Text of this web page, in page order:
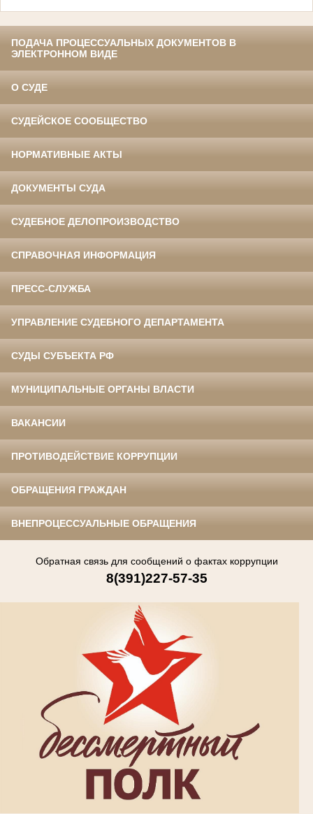
ПОДАЧА ПРОЦЕССУАЛЬНЫХ ДОКУМЕНТОВ В
ЭЛЕКТРОННОМ ВИДЕ
О СУДЕ
СУДЕЙСКОЕ СООБЩЕСТВО
НОРМАТИВНЫЕ АКТЫ
ДОКУМЕНТЫ СУДА
СУДЕБНОЕ ДЕЛОПРОИЗВОДСТВО
СПРАВОЧНАЯ ИНФОРМАЦИЯ
ПРЕСС-СЛУЖБА
УПРАВЛЕНИЕ СУДЕБНОГО ДЕПАРТАМЕНТА
СУДЫ СУБЪЕКТА РФ
МУНИЦИПАЛЬНЫЕ ОРГАНЫ ВЛАСТИ
ВАКАНСИИ
ПРОТИВОДЕЙСТВИЕ КОРРУПЦИИ
ОБРАЩЕНИЯ ГРАЖДАН
ВНЕПРОЦЕССУАЛЬНЫЕ ОБРАЩЕНИЯ
Обратная связь для сообщений о фактах коррупции
8(391)227-57-35